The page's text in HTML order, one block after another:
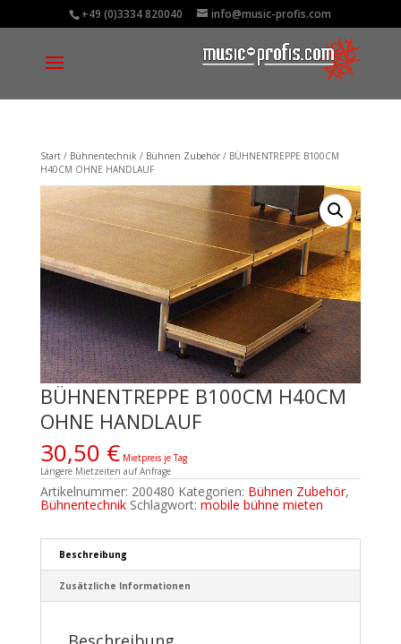
+49 (0)3334 820040 info@music-profis.com
Start/ Bühnentechnik/ Bühnen Zubehör/ BÜHNENTREPPE B100CM
H40CM OHNE HANDLAUF
BÜHNENTREPPE B100CM H40CM
OHNE HANDLAUF
30,50 € Mietpreis je Tag
Längere Mietzeiten auf Anfrage
Artikelnummer: 200480 Kategorien: Bühnen Zubehör,
Bühnentechnik Schlagwort: mobile bühne mieten
Beschreibung
Zusätzliche Informationen